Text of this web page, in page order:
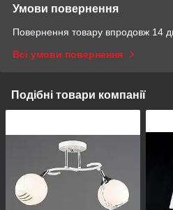
Умови повернення
Повернення товару впродовж 14
Всі умови повернення
Подібні товари компанії